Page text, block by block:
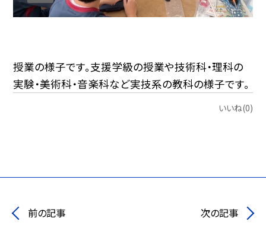
授業の様子です。支援学級の授業や技術科・理科の
実験・美術科・音楽科など実技系の教科の様子です。
いいね(0)
前の記事 次の記事